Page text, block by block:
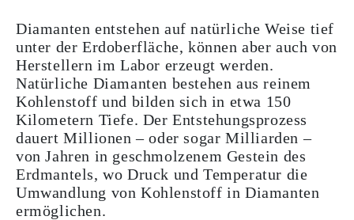
Diamanten entstehen auf natürliche Weise tief
unter der Erdoberfläche, können aber auch von
Herstellern im Labor erzeugt werden.
Natürliche Diamanten bestehen aus reinem
Kohlenstoff und bilden sich in etwa 150
Kilometern Tiefe. Der Entstehungsprozess
dauert Millionen – oder sogar Milliarden –
von Jahren in geschmolzenem Gestein des
Erdmantels, wo Druck und Temperatur die
Umwandlung von Kohlenstoff in Diamanten
ermöglichen.